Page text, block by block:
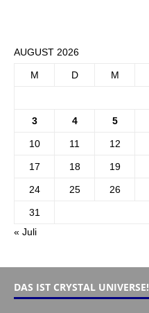
AUGUST 2026
M D M
3 4 5
10 11 12
17 18 19
24 25 26
31
« Juli
DAS IST CRYSTAL UNIVERSE!